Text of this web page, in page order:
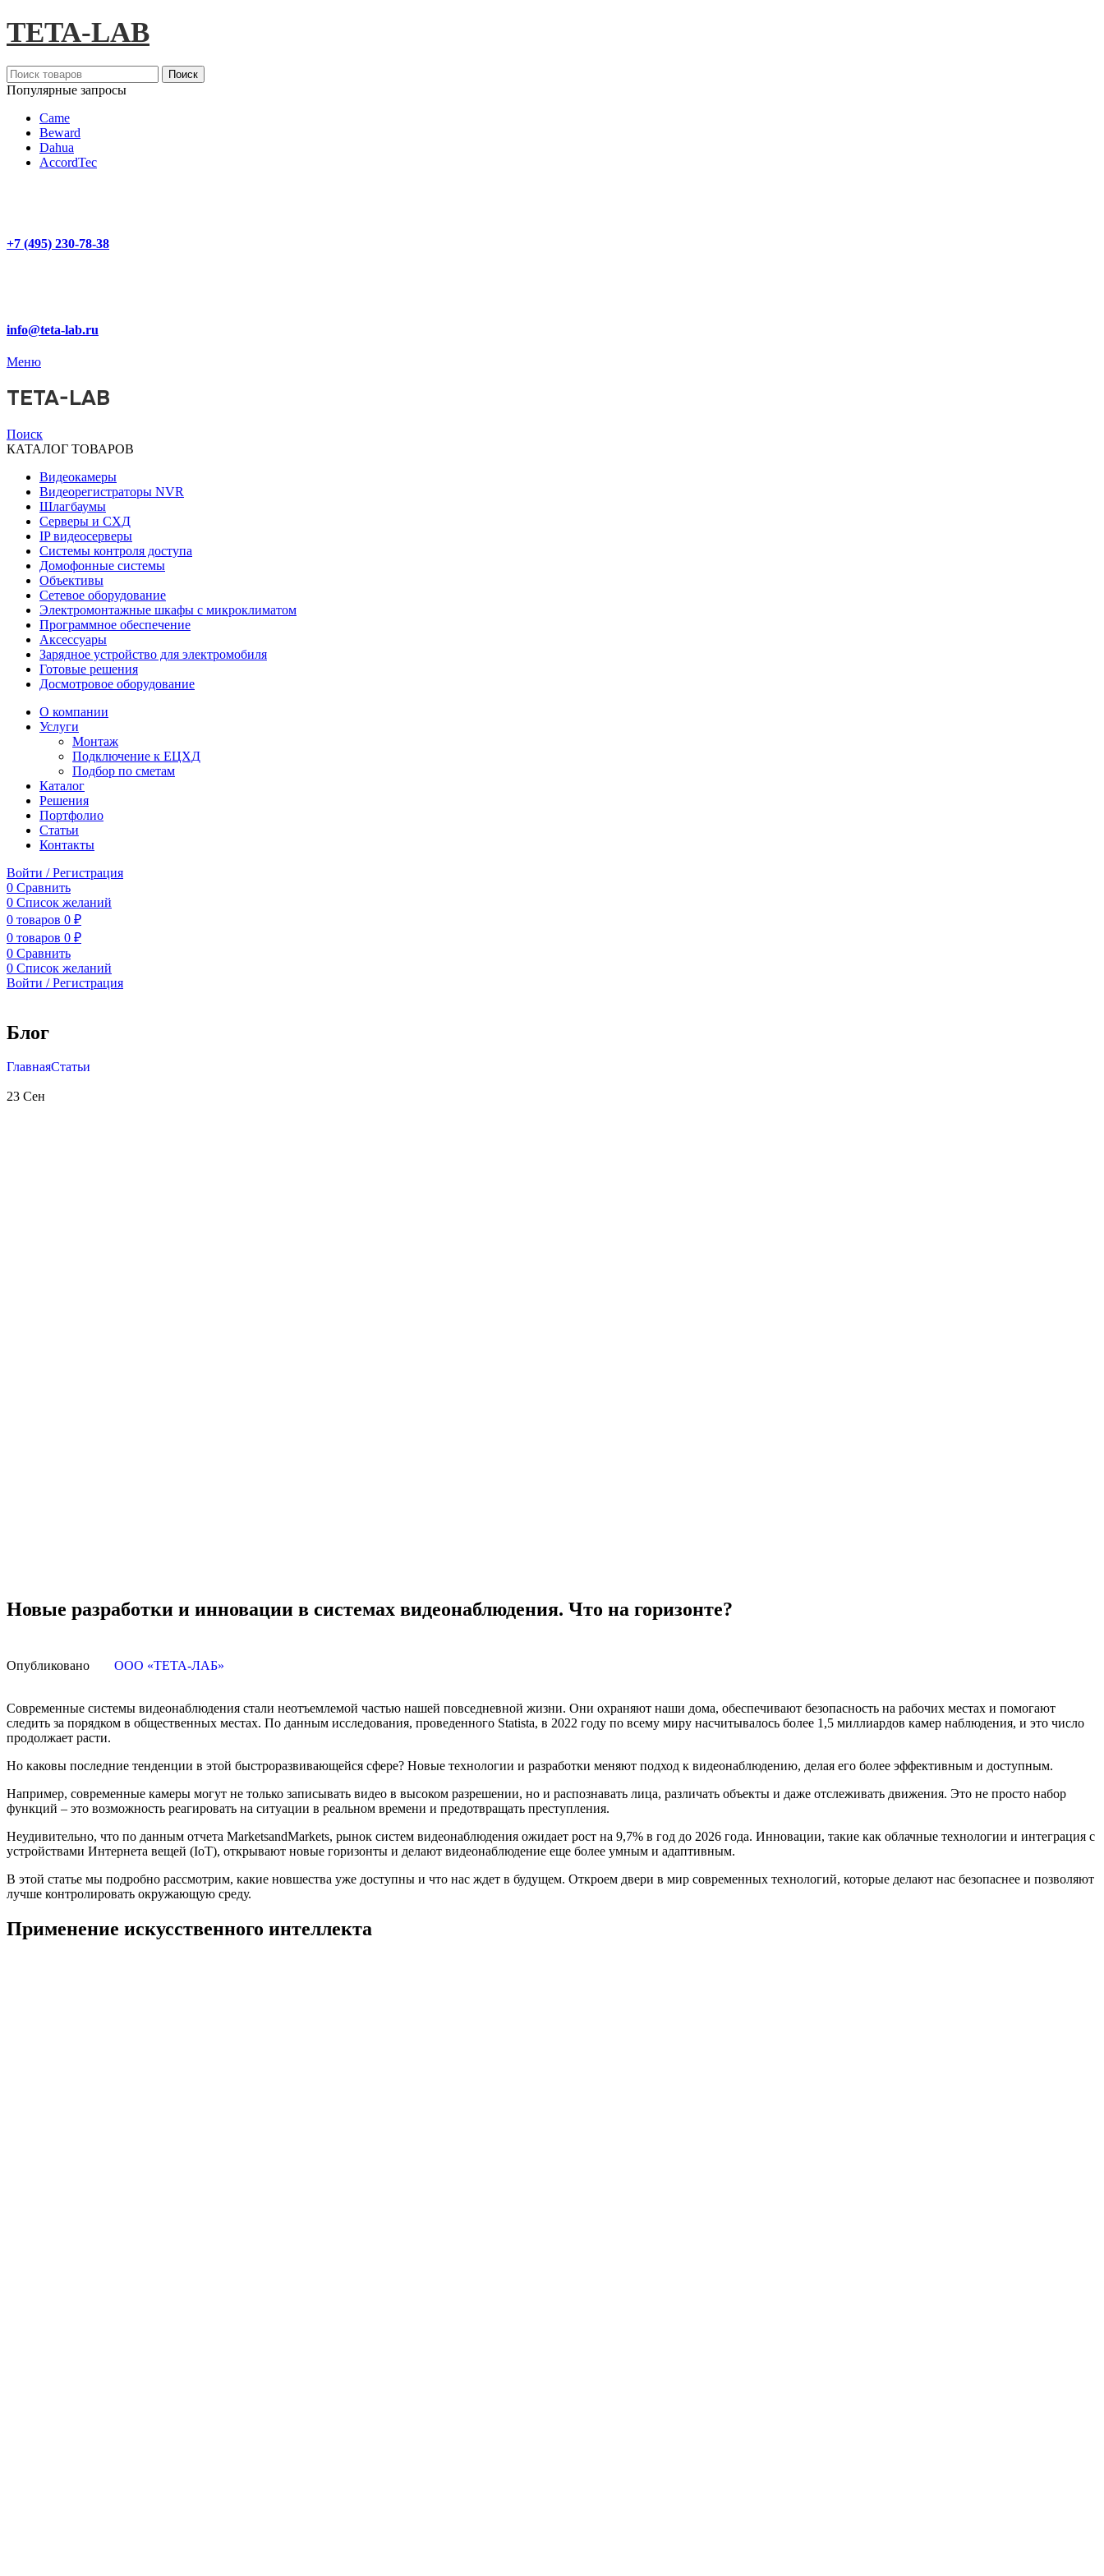
TETA-LAB
Поиск
Популярные запросы
Came
Beward
Dahua
AccordTec
+7 (495) 230-78-38
info@teta-lab.ru
Меню
TETA-LAB
Поиск
КАТАЛОГ ТОВАРОВ
Видеокамеры
Видеорегистраторы NVR
Шлагбаумы
Серверы и СХД
IP видеосерверы
Системы контроля доступа
Домофонные системы
Объективы
Сетевое оборудование
Электромонтажные шкафы с микроклиматом
Программное обеспечение
Аксессуары
Зарядное устройство для электромобиля
Готовые решения
Досмотровое оборудование
О компании
Услуги
Монтаж
Подключение к ЕЦХД
Подбор по сметам
Каталог
Решения
Портфолио
Статьи
Контакты
Войти / Регистрация
0 Сравнить
0 Список желаний
0 товаров 0 ₽
0 товаров 0 ₽
0 Сравнить
0 Список желаний
Войти / Регистрация
Блог
ГлавнаяСтатьи
23 Сен
Новые разработки и инновации в системах видеонаблюдения. Что на горизонте?
Опубликовано ООО «ТЕТА-ЛАБ»
Современные системы видеонаблюдения стали неотъемлемой частью нашей повседневной жизни. Они охраняют наши дома, обеспечивают безопасность на рабочих местах и помогают
следить за порядком в общественных местах. По данным исследования, проведенного Statista, в 2022 году по всему миру насчитывалось более 1,5 миллиардов камер наблюдения, и это число
продолжает расти.
Но каковы последние тенденции в этой быстроразвивающейся сфере? Новые технологии и разработки меняют подход к видеонаблюдению, делая его более эффективным и доступным.
Например, современные камеры могут не только записывать видео в высоком разрешении, но и распознавать лица, различать объекты и даже отслеживать движения. Это не просто набор
функций – это возможность реагировать на ситуации в реальном времени и предотвращать преступления.
Неудивительно, что по данным отчета MarketsandMarkets, рынок систем видеонаблюдения ожидает рост на 9,7% в год до 2026 года. Инновации, такие как облачные технологии и интеграция с
устройствами Интернета вещей (IoT), открывают новые горизонты и делают видеонаблюдение еще более умным и адаптивным.
В этой статье мы подробно рассмотрим, какие новшества уже доступны и что нас ждет в будущем. Откроем двери в мир современных технологий, которые делают нас безопаснее и позволяют
лучше контролировать окружающую среду.
Применение искусственного интеллекта